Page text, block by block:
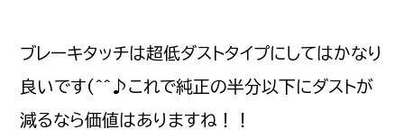
ブレーキタッチは超低ダストタイプにしてはかなり
良いです(^^♪これで純正の半分以下にダストが
減るなら価値はありますね！！